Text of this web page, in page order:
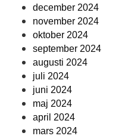
december 2024
november 2024
oktober 2024
september 2024
augusti 2024
juli 2024
juni 2024
maj 2024
april 2024
mars 2024